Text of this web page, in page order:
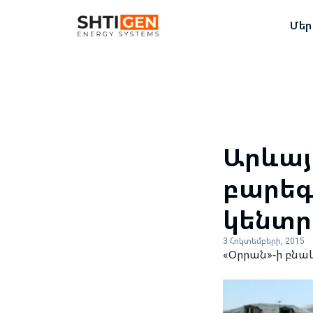
3 Հոկտեմբերի, 2015
«Օրրան»-ի